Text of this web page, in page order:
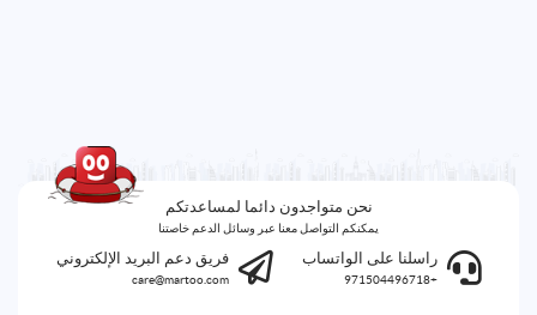
نحن متواجدون دائما لمساعدتكم
يمكنكم التواصل معنا عبر وسائل الدعم خاصتنا
راسلنا على الواتساب
+971504496718
فريق دعم البريد الإلكتروني
care@martoo.com